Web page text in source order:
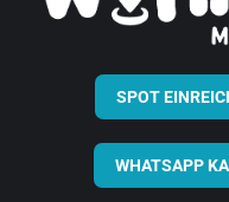
SPOT
WHATSAPP